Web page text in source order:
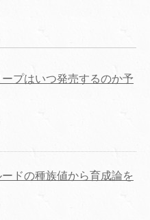
プはいつ発売するのか予
ードの種族値から育成論を